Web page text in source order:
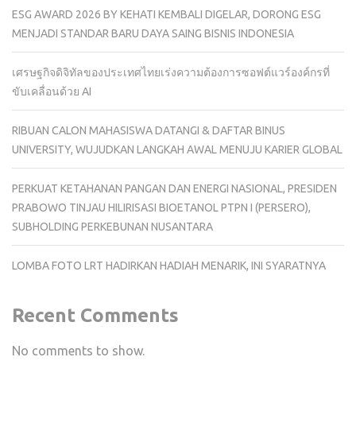
ESG AWARD 2026 BY KEHATI KEMBALI DIGELAR, DORONG ESG
MENJADI STANDAR BARU DAYA SAING BISNIS INDONESIA
เศรษฐกิจดิจิทัลของประเทศไทยเร่งความต้องการซอฟต์แวร์องค์กรที่
ขับเคลื่อนด้วย AI
RIBUAN CALON MAHASISWA DATANGI & DAFTAR BINUS
UNIVERSITY, WUJUDKAN LANGKAH AWAL MENUJU KARIER GLOBAL
PERKUAT KETAHANAN PANGAN DAN ENERGI NASIONAL, PRESIDEN
PRABOWO TINJAU HILIRISASI BIOETANOL PTPN I (PERSERO),
SUBHOLDING PERKEBUNAN NUSANTARA
LOMBA FOTO LRT HADIRKAN HADIAH MENARIK, INI SYARATNYA
Recent Comments
No comments to show.